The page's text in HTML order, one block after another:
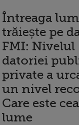
Întreaga
trăiește pe
FMI: Nivelul
datoriei
private a
un nivel
Care este
lume